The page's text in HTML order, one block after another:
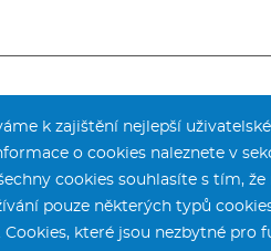
Městský úřad Svitavy
T. G. Masaryka 5/35
568 02 Svitavy
k zajištění nejlepší
o cookies naleznete v
cookies souhlasíte s tím, že
pouze některých typů
které jsou nezbytné pro